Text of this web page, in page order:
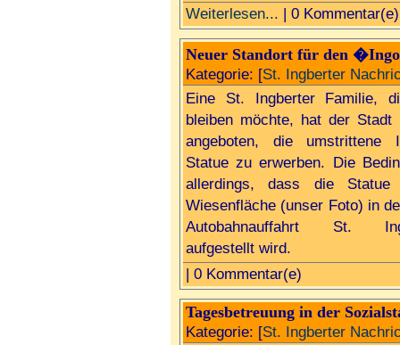
Weiterlesen... | 0 Kommentar(e)
Neuer Standort für den
Kategorie: [St. Ingberter
Eine St. Ingberter Familie,
bleiben möchte, hat der Stadt
angeboten, die umstrittene
Statue zu erwerben. Die
allerdings, dass die
Wiesenfläche (unser Foto) in
Autobahnauffahrt St.
aufgestellt wird.
| 0 Kommentar(e)
Tagesbetreuung in der
Kategorie: [St. Ingberter